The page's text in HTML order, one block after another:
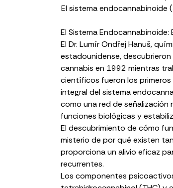
El sistema endocannabinoide
El Sistema Endocannabinoide:
El Dr. Lumír Ondřej Hanuš,
estadounidense,
cannabis en 1992 mientras
científicos fueron los
integral delsistema
como una red de señalización
funciones biológicas y
Eldescubrimiento de cómo
misterio de por qué existen
proporciona un alivio eficaz
recurrentes.
Los componentes